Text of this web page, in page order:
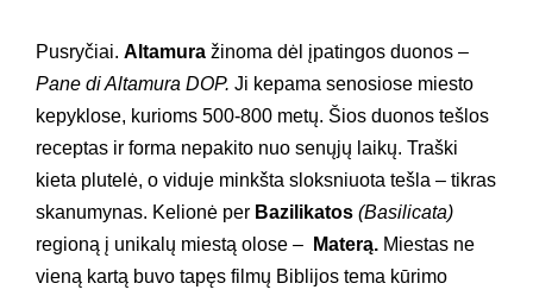
Pusryčiai. Altamura žinoma dėl įpatingos duonos –
Pane di Altamura DOP. Ji kepama senosiose miesto
kepyklose, kurioms 500-800 metų. Šios duonos tešlos
receptas ir forma nepakito nuo senųjų laikų. Traški
kieta plutelė, o viduje minkšta sloksniuota tešla – tikras
skanumynas. Kelionė per Bazilikatos (Basilicata)
regioną į unikalų miestą olose –
Materą. Miestas ne
vieną kartą buvo tapęs filmų Biblijos tema kūrimo